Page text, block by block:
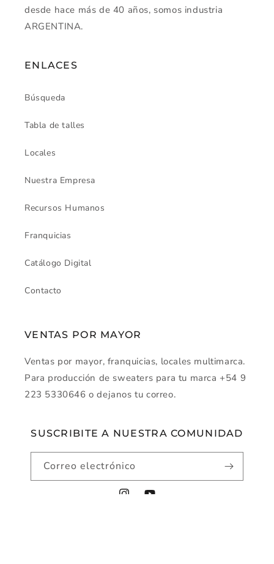
desde hace más de 40 años, somos industria
ARGENTINA.
ENLACES
Búsqueda
Tabla de talles
Locales
Nuestra Empresa
Recursos Humanos
Franquicias
Catálogo Digital
Contacto
VENTAS POR MAYOR
Ventas por mayor, franquicias, locales multimarca.
Para producción de sweaters para tu marca +54 9
223 5330646 o dejanos tu correo.
SUSCRIBITE A NUESTRA COMUNIDAD
Correo electrónico